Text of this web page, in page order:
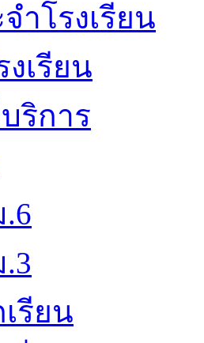
ำโรงเรียน
เรียน
ริการ
รียน